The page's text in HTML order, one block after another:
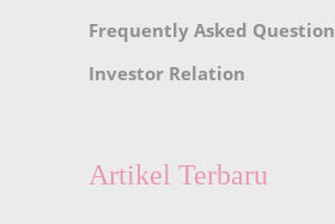
Frequently Asked Question
Investor Relation
Artikel Terbaru